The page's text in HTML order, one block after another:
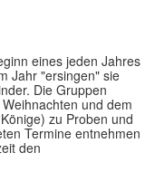
eines jeden Jahres
Jahr "ersingen" sie
Die Gruppen
und dem
zu Proben und
Termine entnehmen
den